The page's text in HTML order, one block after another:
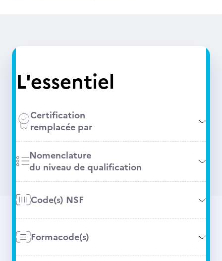
L'essentiel
Certification
remplacée par
Nomenclature
du niveau de qualification
Code(s) NSF
Formacode(s)